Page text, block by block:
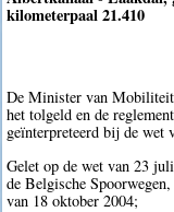
kilometerpaal 21.410
De Minister van
het tolgeld en de
geïnterpreteerd bij de wet
Gelet op de wet van 23
de Belgische
van 18 oktober 2004;